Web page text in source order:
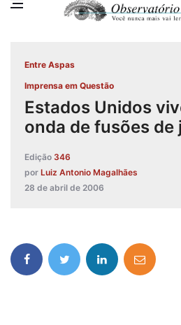
Entre Aspas
Imprensa em Questão
Estados Unidos
onda de fusões de
Edição 346
por Luiz Antonio Magalhães
28 de abril de 2006